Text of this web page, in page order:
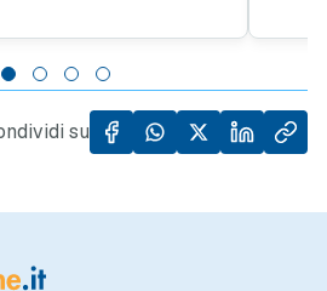
sia importante
facilitare l'acquisto
in un contesto in cui il
degli immobili ha
del 5,5% rispetto
su